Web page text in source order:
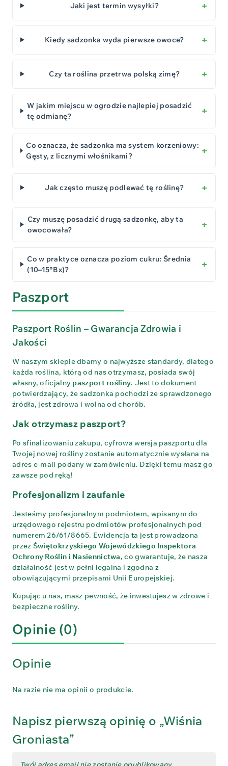
Jaki jest termin wysyłki?
Kiedy sadzonka wyda pierwsze owoce?
Czy ta roślina przetrwa polską zimę?
W jakim miejscu w ogrodzie najlepiej posadzić
tę odmianę?
Co oznacza, że sadzonka ma system korzeniowy:
Gęsty, z licznymi włośnikami?
Jak często muszę podlewać tę roślinę?
Czy muszę posadzić drugą sadzonkę, aby ta
owocowała?
Co w praktyce oznacza poziom cukru: Średnia
(10–15°Bx)?
Paszport
Paszport Roślin – Gwarancja Zdrowia i
Jakości
W naszym sklepie dbamy o najwyższe standardy, dlatego
każda roślina, którą od nas otrzymasz, posiada swój
własny, oficjalny paszport rośliny. Jest to dokument
potwierdzający, że sadzonka pochodzi ze sprawdzonego
źródła, jest zdrowa i wolna od chorób.
Jak otrzymasz paszport?
Po sfinalizowaniu zakupu, cyfrowa wersja paszportu dla
Twojej nowej rośliny zostanie automatycznie wysłana na
adres e-mail podany w zamówieniu. Dzięki temu masz go
zawsze pod ręką!
Profesjonalizm i zaufanie
Jesteśmy profesjonalnym podmiotem, wpisanym do
urzędowego rejestru podmiotów profesjonalnych pod
numerem 26/61/8665. Ewidencja ta jest prowadzona
przez Świętokrzyskiego Wojewódzkiego Inspektora
Ochrony Roślin i Nasiennictwa, co gwarantuje, że nasza
działalność jest w pełni legalna i zgodna z
obowiązującymi przepisami Unii Europejskiej.
Kupując u nas, masz pewność, że inwestujesz w zdrowe i
bezpieczne rośliny.
Opinie (0)
Opinie
Na razie nie ma opinii o produkcie.
Napisz pierwszą opinię o „Wiśnia
Groniasta”